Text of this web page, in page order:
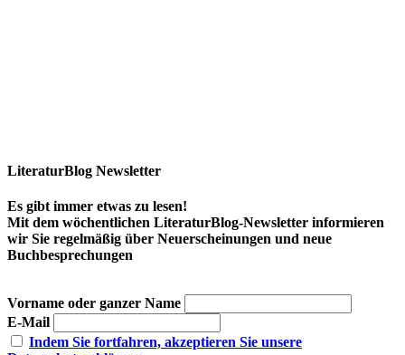
LiteraturBlog Newsletter
Es gibt immer etwas zu lesen!
Mit dem wöchentlichen LiteraturBlog-Newsletter informieren
wir Sie regelmäßig über Neuerscheinungen und neue
Buchbesprechungen
Vorname oder ganzer Name
E-Mail
Indem Sie fortfahren, akzeptieren Sie unsere